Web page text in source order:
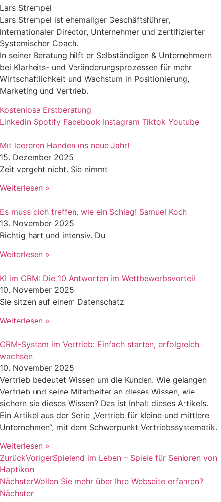
Lars Strempel
Lars Strempel ist ehemaliger Geschäftsführer,
internationaler Director, Unternehmer und zertifizierter
Systemischer Coach.
In seiner Beratung hilft er Selbständigen & Unternehmern
bei Klarheits- und Veränderungsprozessen für mehr
Wirtschaftlichkeit und Wachstum in Positionierung,
Marketing und Vertrieb.
Kostenlose Erstberatung
Linkedin Spotify Facebook Instagram Tiktok Youtube
Mit leereren Händen ins neue Jahr!
15. Dezember 2025
Zeit vergeht nicht. Sie nimmt
Weiterlesen »
Es muss dich treffen, wie ein Schlag! Samuel Koch
13. November 2025
Richtig hart und intensiv. Du
Weiterlesen »
KI im CRM: Die 10 Antworten im Wettbewerbsvorteil
10. November 2025
Sie sitzen auf einem Datenschatz
Weiterlesen »
CRM-System im Vertrieb: Einfach starten, erfolgreich
wachsen
10. November 2025
Vertrieb bedeutet Wissen um die Kunden. Wie gelangen
Vertrieb und seine Mitarbeiter an dieses Wissen, wie
sichern sie dieses Wissen? Das ist Inhalt dieses Artikels.
Ein Artikel aus der Serie „Vertrieb für kleine und mittlere
Unternehmen“, mit dem Schwerpunkt Vertriebssystematik.
Weiterlesen »
ZurückVorigerSpielend im Leben – Spiele für Senioren von
Haptikon
NächsterWollen Sie mehr über Ihre Webseite erfahren?
Nächster